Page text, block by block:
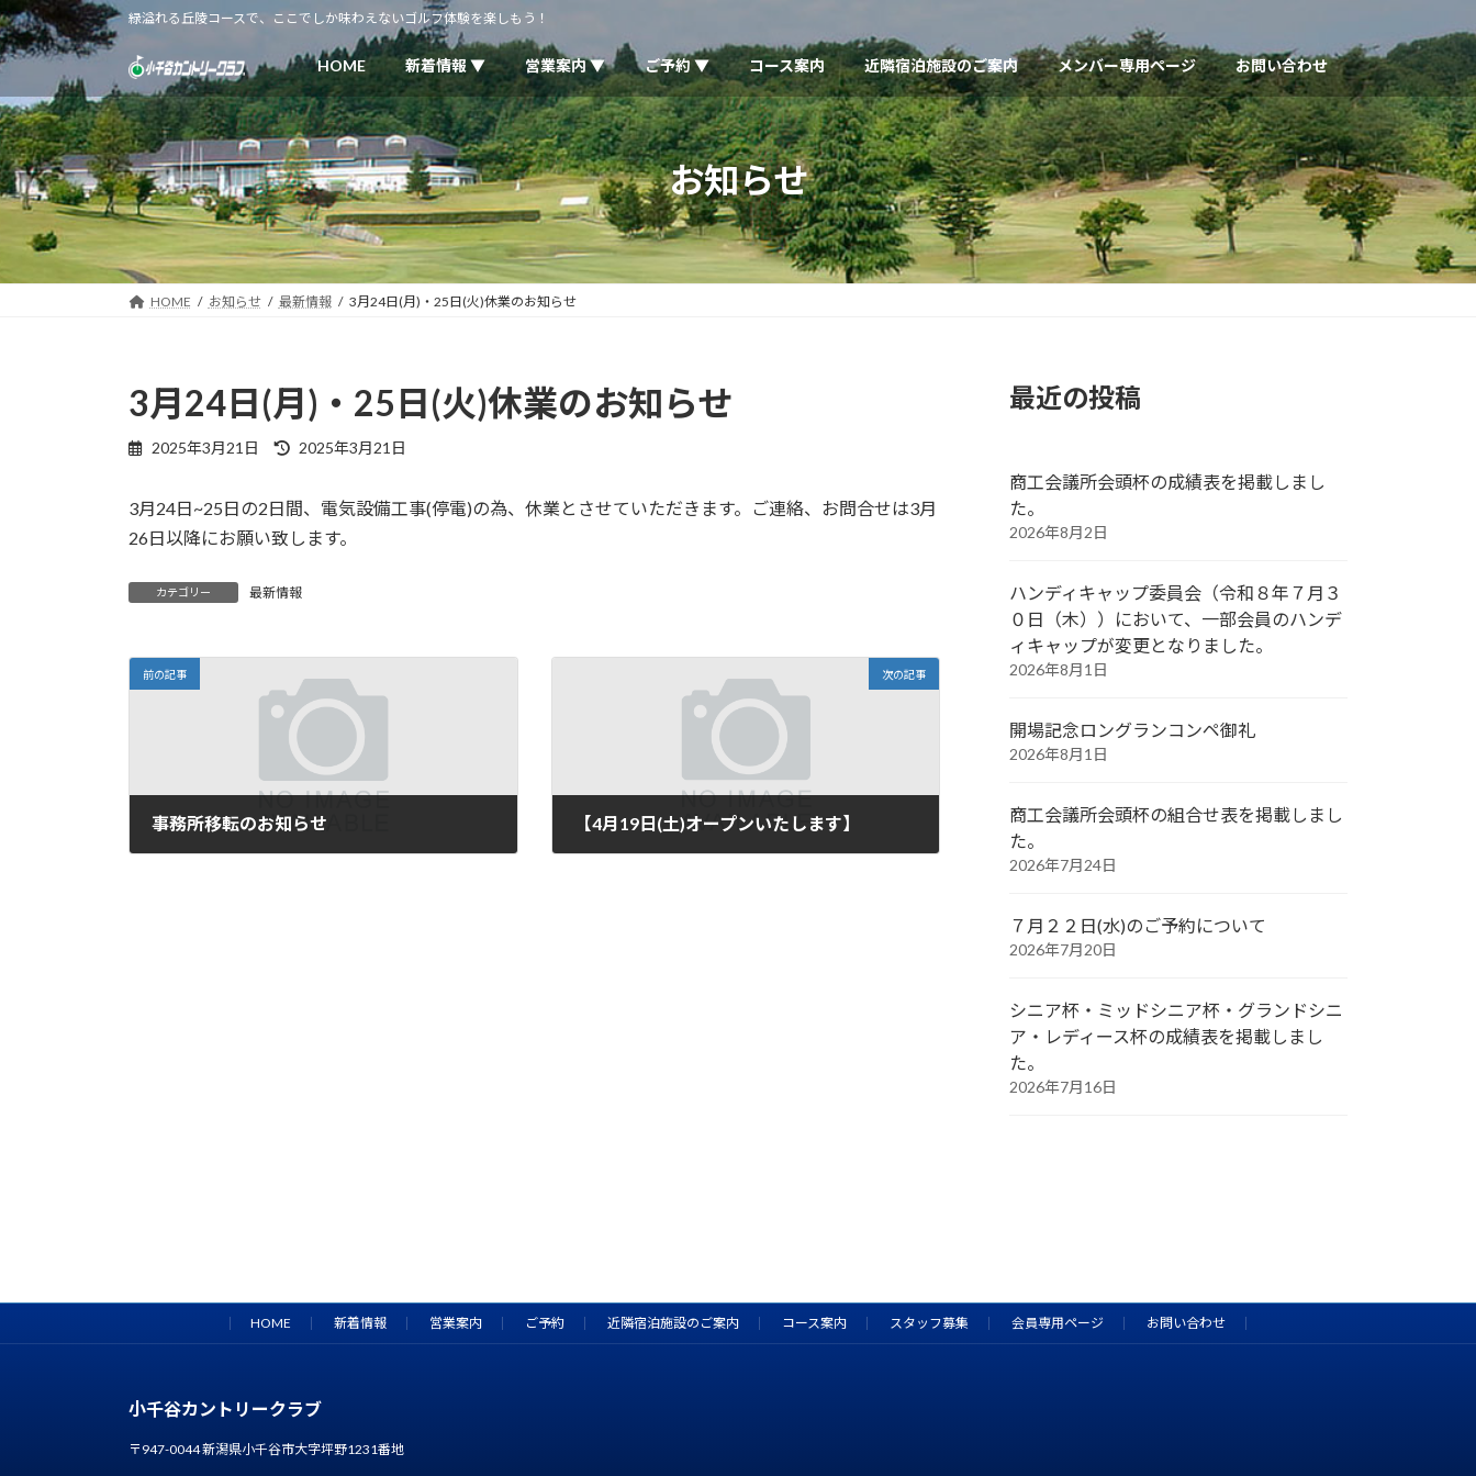
コ
ン
テ
ン
ツ
へ
ス
キ
ナ
ビ
ゲ
ー
シ
ョ
ン
に
緑溢れる丘陵コースで、ここでしか味わえないゴルフ体験を楽しもう！
HOME 新着情報 ▼ 営業案内 ▼ ご予約 ▼ コース案内 近隣宿泊施設のご案内 メンバー専用ページ お問い合わせ
お知らせ
HOME お知らせ 最新情報 3月24日(月)・25日(火)休業のお知らせ
3月24日(月)・25日(火)休業のお知らせ
2025年3月21日
最
新
日
2025年3月21日
3月24日~25日の2日間、電気設備工事(停電)の為、休業とさせていただきます。ご連絡、お問合せは3月
26日以降にお願い致します。
カテゴリー 最新情報
前の記事
事務所移転のお知らせ
次の記事
【4月19日(土)オープンいたします】
最近の投稿
商工会議所会頭杯の成績表を掲載しまし
た。
2026年8月2日
ハンディキャップ委員会（令和８年７月３
０日（木））において、一部会員のハンデ
ィキャップが変更となりました。
2026年8月1日
開場記念ロングランコンペ御礼
2026年8月1日
商工会議所会頭杯の組合せ表を掲載しまし
た。
2026年7月24日
７月２２日(水)のご予約について
2026年7月20日
シニア杯・ミッドシニア杯・グランドシニ
ア・レディース杯の成績表を掲載しまし
た。
2026年7月16日
HOME 新着情報 営業案内 ご予約 近隣宿泊施設のご案内 コース案内 スタッフ募集 会員専用ページ お問い合わせ
小千谷カントリークラブ
〒947-0044 新潟県小千谷市大字坪野1231番地